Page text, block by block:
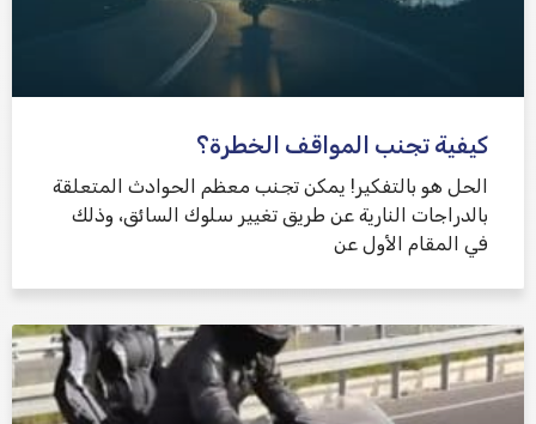
كيفية تجنب المواقف الخطرة؟
الحل هو بالتفكير! يمكن تجنب معظم الحوادث المتعلقة
بالدراجات النارية عن طريق تغيير سلوك السائق، وذلك
في المقام الأول عن